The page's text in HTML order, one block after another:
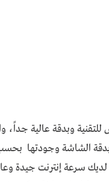
وبدقة عالية جداً،
الشاشة وجودتها